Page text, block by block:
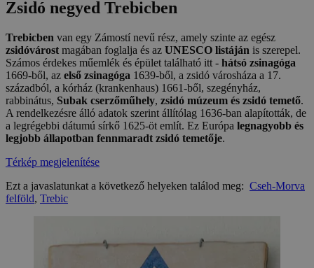
Zsidó negyed Trebicben
Trebicben van egy Zámostí nevű rész, amely szinte az egész
zsidóvárost magában foglalja és az UNESCO listáján is szerepel.
Számos érdekes műemlék és épület található itt - hátsó zsinagóga
1669-ből, az első zsinagóga 1639-ből, a zsidó városháza a 17.
századból, a kórház (krankenhaus) 1661-ből, szegényház,
rabbinátus, Subak cserzőműhely, zsidó múzeum és zsidó temető.
A rendelkezésre álló adatok szerint állítólag 1636-ban alapították, de
a legrégebbi dátumú sírkő 1625-öt említ. Ez Európa legnagyobb és
legjobb állapotban fennmaradt zsidó temetője.
Térkép megjelenítése
Ezt a javaslatunkat a következő helyeken találod meg: Cseh-Morva
felföld, Trebic